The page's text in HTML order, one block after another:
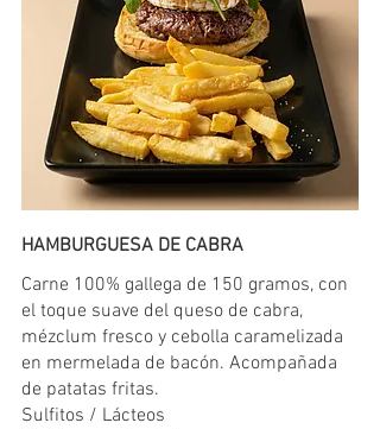
HAMBURGUESA DE CABRA
Carne 100% gallega de 150 gramos, con
el toque suave del queso de cabra,
mézclum fresco y cebolla caramelizada
en mermelada de bacón. Acompañada
de patatas fritas.
Sulfitos / Lácteos